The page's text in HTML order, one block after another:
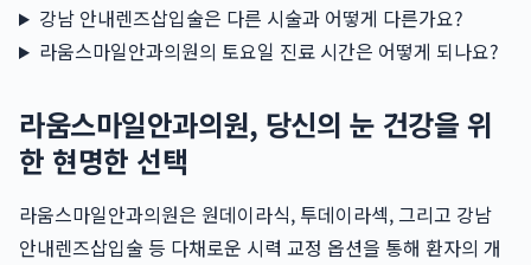
강남 안내렌즈삽입술은 다른 시술과 어떻게 다른가요?
라움스마일안과의원의 토요일 진료 시간은 어떻게 되나요?
라움스마일안과의원, 당신의 눈 건강을 위
한 현명한 선택
라움스마일안과의원은 원데이라식, 투데이라섹, 그리고 강남
안내렌즈삽입술 등 다채로운 시력 교정 옵션을 통해 환자의 개